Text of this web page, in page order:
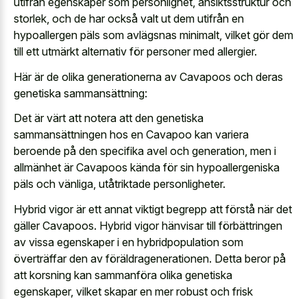
storlek, och de har också valt ut dem utifrån en
hypoallergen päls som avlägsnas minimalt, vilket gör dem
till ett utmärkt alternativ för personer med allergier.
Här är de olika generationerna av Cavapoos och deras
genetiska sammansättning:
Det är värt att notera att den genetiska
sammansättningen hos en Cavapoo kan variera
beroende på den specifika avel och generation, men i
allmänhet är Cavapoos kända för sin hypoallergeniska
päls och vänliga, utåtriktade personligheter.
Hybrid vigor är ett annat viktigt begrepp att förstå när det
gäller Cavapoos. Hybrid vigor hänvisar till förbättringen
av vissa egenskaper i en hybridpopulation som
överträffar den av föräldragenerationen. Detta beror på
att korsning kan sammanföra olika genetiska
egenskaper, vilket skapar en mer robust och frisk